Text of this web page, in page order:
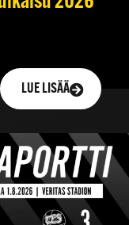
LUE LISÄÄ